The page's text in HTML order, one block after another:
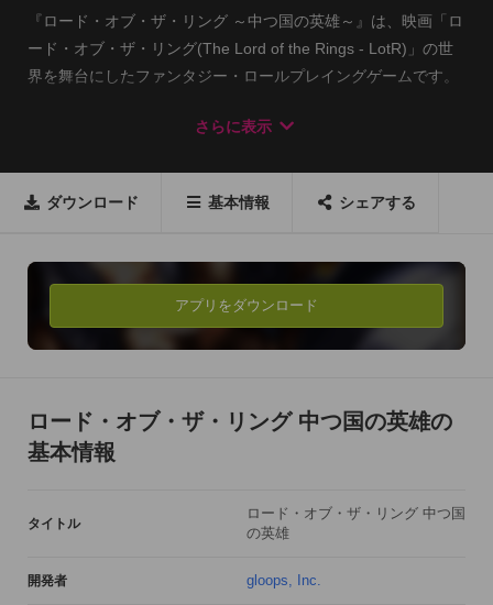
『ロード・オブ・ザ・リング ～中つ国の英雄～』は、映画「ロ
ード・オブ・ザ・リング(The Lord of the Rings - LotR)」の世
界を舞台にしたファンタジー・ロールプレイングゲームです。
同作のキャラクターも実写カードで登場するなど、「ロード・
なっております。
ゲームでは映画と同様の「中つ国」を舞台とし「ホビット庄」
からあなたの冒険が始まります。
カードバトルゲームのエッセンスを取り入れた、戦略性の高い
バトルがあなたを魅了します。
ロードオブザリングに登場する英雄や、ホビット、エルフ、ド
ワーフ、魔法使い、そして他のプレイヤー達と旅の仲間にな
り、数々のクエストやバトルをくぐり抜け、最強の冒険者を目
さらに表示
ダウンロード 基本情報 シェアする
アプリをダウンロード
ロード・オブ・ザ・リング 中つ国の英雄の
基本情報
タイトル
ロード・オブ・ザ・リング 中つ国
の英雄
開発者 gloops, Inc.